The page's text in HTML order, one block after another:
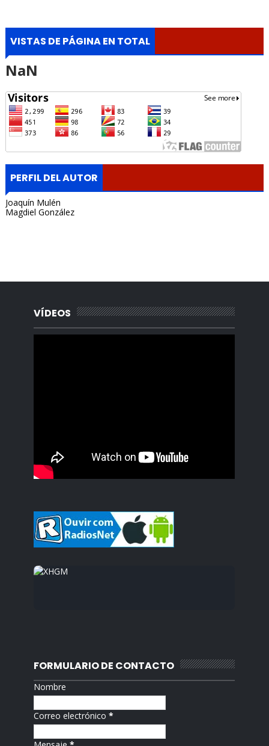
VISTAS DE PÁGINA EN TOTAL
NaN
PERFIL DEL AUTOR
Joaquín Mulén
Magdiel González
VÍDEOS
FORMULARIO DE CONTACTO
Nombre
Correo electrónico*